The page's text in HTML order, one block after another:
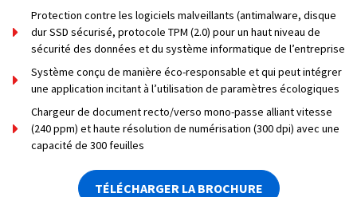
Protection contre les logiciels malveillants (antimalware, disque
dur SSD sécurisé, protocole TPM (2.0) pour un haut niveau de
sécurité des données et du système informatique de l’entreprise
Système conçu de manière éco-responsable et qui peut intégrer
une application incitant à l’utilisation de paramètres écologiques
Chargeur de document recto/verso mono-passe alliant vitesse
(240 ppm) et haute résolution de numérisation (300 dpi) avec une
capacité de 300 feuilles
TÉLÉCHARGER LA BROCHURE